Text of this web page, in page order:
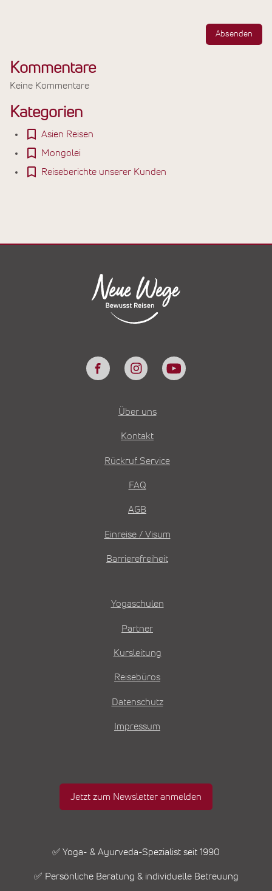
Absenden
Kommentare
Keine Kommentare
Kategorien
Asien Reisen
Mongolei
Reiseberichte unserer Kunden
Über uns
Kontakt
Rückruf Service
FAQ
AGB
Einreise / Visum
Barrierefreiheit
Yogaschulen
Partner
Kursleitung
Reisebüros
Datenschutz
Impressum
Jetzt zum Newsletter anmelden
✅ Yoga- & Ayurveda-Spezialist seit 1990
✅ Persönliche Beratung & individuelle Betreuung